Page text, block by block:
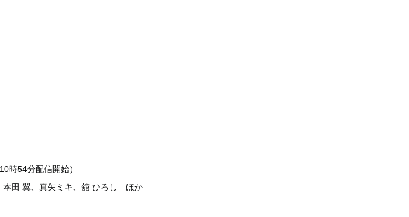
時54分配信開始）
本田 翼、真矢ミキ、舘 ひろし ほか